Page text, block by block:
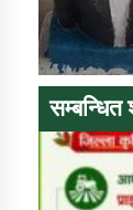
सम्बन्धित